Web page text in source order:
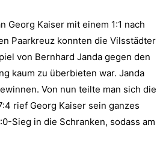
Georg Kaiser mit einem 1:1 nach
Paarkreuz konnten die Vilsstädter
von Bernhard Janda gegen den
kaum zu überbieten war. Janda
Von nun teilte man sich die
rief Georg Kaiser sein ganzes
Sieg in die Schranken, sodass am